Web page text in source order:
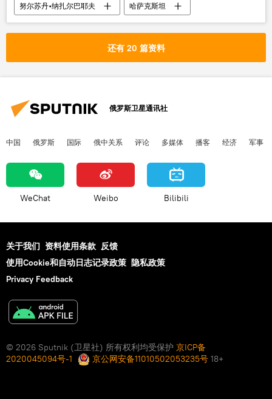
努尔苏丹•纳扎尔巴耶夫
哈萨克斯坦
法院
还有 20 篇资料
俄罗斯卫星通讯社
中国 俄罗斯 国际 俄中关系 评论 多媒体 播客 经济 军事
WeChat Weibo Bilibili
关于我们 资料使用条款 反馈
使用Cookie和自动日志记录政策 隐私政策
Privacy Feedback
© 2026 Sputnik (卫星社) 所有权利均受保护 京ICP备
2020045094号-1
京公网安备11010502053235号 18+